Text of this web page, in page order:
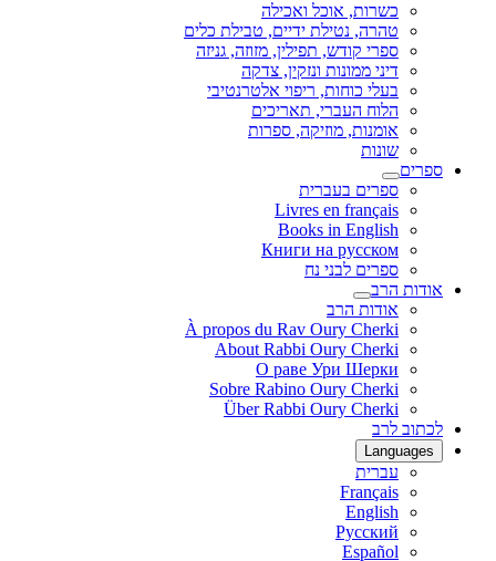
כשרות, אוכל ואכילה
טהרה, נטילת ידיים, טבילת כלים
ספרי קודש, תפילין, מזוזה, גניזה
דיני ממונות ונזקין, צדקה
בעלי כוחות, ריפוי אלטרנטיבי
הלוח העברי, תאריכים
אומנות, מוזיקה, ספרות
שונות
ספרים
ספרים בעברית
Livres en français
Books in English
Книги на русском
ספרים לבני נח
אודות הרב
אודות הרב
À propos du Rav Oury Cherki
About Rabbi Oury Cherki
О раве Ури Шерки
Sobre Rabino Oury Cherki
Über Rabbi Oury Cherki
לכתוב לרב
Languages
עברית
Français
English
Русский
Español